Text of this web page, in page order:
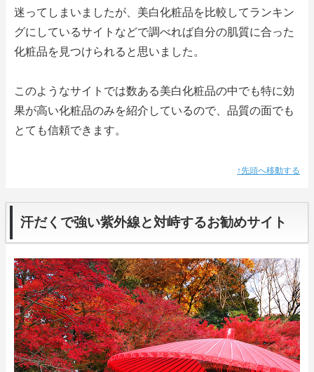
迷ってしまいましたが、美白化粧品を比較してランキン
グにしているサイトなどで調べれば自分の肌質に合った
化粧品を見つけられると思いました。
このようなサイトでは数ある美白化粧品の中でも特に効
果が高い化粧品のみを紹介しているので、品質の面でも
とても信頼できます。
↑先頭へ移動する
汗だくで強い紫外線と対峙するお勧めサイト